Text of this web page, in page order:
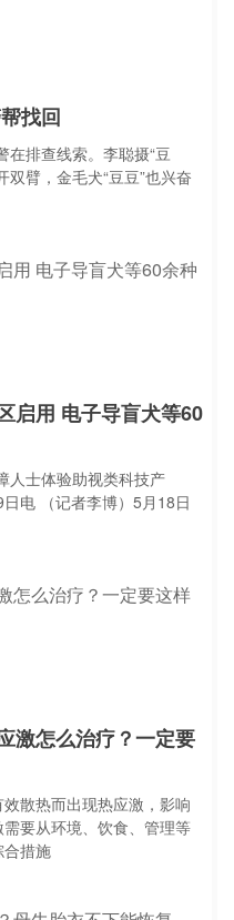
找回
在排查线索。李聪摄“豆
臂，金毛犬“豆豆”也兴奋
启用 电子导盲犬等60
人士体验助视类科技产
电 （记者李博）5月18日
激怎么治疗？一定要
散热而出现热应激，影响
要从环境、饮食、管理等
合措施